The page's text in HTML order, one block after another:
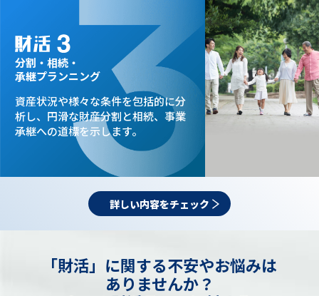
分割・相続・
承継プランニング
資産状況や様々な条件を包括的に分
析し、 円滑な財産分割と相続、 事業
承継への道標を示します。
詳しい内容をチェック
「財活」に関する不安やお悩みは
ありませんか？